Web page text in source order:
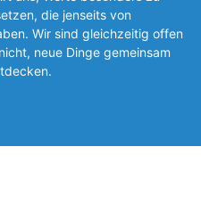
die jen­seits von
Wir sind gleichzeitig offen
neue Dinge gemeinsam